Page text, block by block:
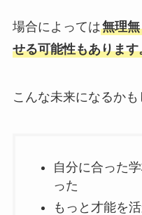
場合によっては無理
せる可能性もあります
こんな未来になるかも
自分に合った
った
もっと才能を